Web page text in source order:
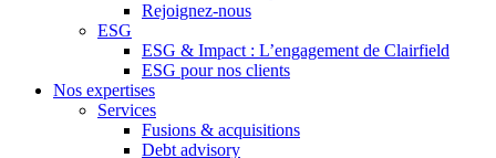
Rejoignez-nous
ESG
ESG & Impact : L’engagement de Clairfield
ESG pour nos clients
Nos expertises
Services
Fusions & acquisitions
Debt advisory